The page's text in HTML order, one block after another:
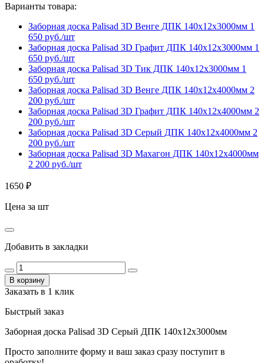
Варианты товара:
Заборная доска Palisad 3D Венге ДПК 140х12х3000мм 1
650 руб./шт
Заборная доска Palisad 3D Графит ДПК 140х12х3000мм 1
650 руб./шт
Заборная доска Palisad 3D Тик ДПК 140х12х3000мм 1
650 руб./шт
Заборная доска Palisad 3D Венге ДПК 140х12х4000мм 2
200 руб./шт
Заборная доска Palisad 3D Графит ДПК 140х12х4000мм 2
200 руб./шт
Заборная доска Palisad 3D Серый ДПК 140х12х4000мм 2
200 руб./шт
Заборная доска Palisad 3D Махагон ДПК 140х12х4000мм
2 200 руб./шт
1650 ₽
Цена за шт
Добавить в закладки
В корзину
Заказать в 1 клик
Быстрый заказ
Заборная доска Palisad 3D Серый ДПК 140х12х3000мм
Просто заполните форму и ваш заказ сразу поступит в